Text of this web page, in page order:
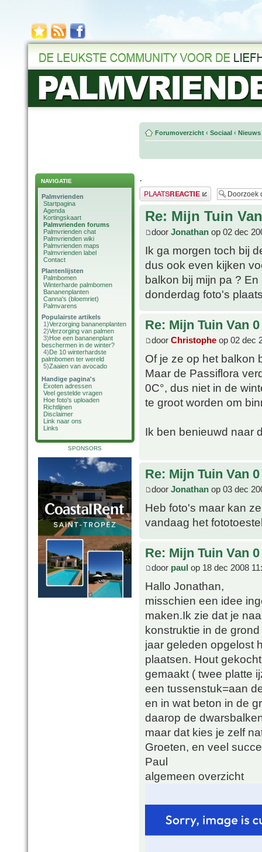
NAVIGATIE
Palmvrienden
Startpagina
Agenda
Kortingskaart
Palmvrienden forums
Palmvrienden chat
Palmvrienden wiki
Palmvrienden maps
Palmvrienden label
Contact
Plantenlijsten
Palmbomen
Winterharde palmbomen
Bananenplanten
Canna's (bloemriet)
Palmvarens
Populairste artikels
1)Verzorging bananenplanten
2)Verzorging van palmen
3)Hoe een bananenplant
beschermen in de winter?
4)De 10 winterhardste
palmbomen ter wereld
5)Zaaien van avocado
Handige pagina's
Exoten adressen
Veel gestelde vragen
Hoe foto's uploaden
Richtlijnen
Disclaimer
Link naar ons
Links
SPONSORS
Forumoverzicht ‹ Sociaal ‹
.
Plaats een reactie
Re: Mijn Tuin
door Jonathan op 02 dec
Ik ga morgen toch bij
dus ook even kijken
balkon bij mijn pa ?
donderdag foto's
Re: Mijn Tuin Van
door Christophe op 02 dec
Of je ze op het balkon
Maar de Passiflora
0C°, dus niet in de
te groot worden om
Ik ben benieuwd naar
Re: Mijn Tuin Van
door Jonathan op 03 dec
Heb foto's maar kan
vandaag het
Re: Mijn Tuin Van
door paul op 18 dec 2008
Hallo Jonathan,
misschien een idee
maken.Ik zie dat je
konstruktie in de
jaar geleden opgelost
plaatsen. Hout
gemaakt ( twee platte
een tussenstuk=aan
en in wat beton in de
daarop de
maar dat kies je zelf
Groeten, en veel
Paul
algemeen overzicht